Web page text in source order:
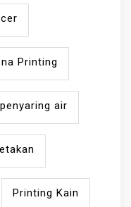
Printing
penyaring air
Printing Kain